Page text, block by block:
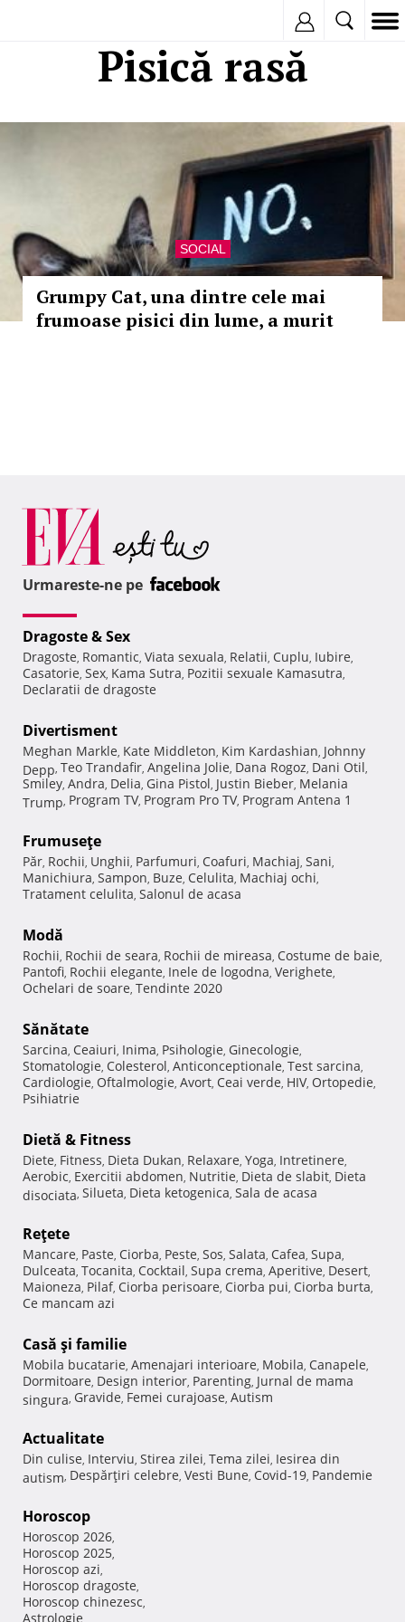
Pisică rasă
SOCIAL
Grumpy Cat, una dintre cele mai
frumoase pisici din lume, a murit
Urmareste-ne pe
Dragoste & Sex
Dragoste, Romantic, Viata sexuala, Relatii, Cuplu, Iubire,
Casatorie, Sex, Kama Sutra, Pozitii sexuale Kamasutra,
Declaratii de dragoste
Divertisment
Meghan Markle, Kate Middleton, Kim Kardashian, Johnny
Depp, Teo Trandafir, Angelina Jolie, Dana Rogoz, Dani Otil,
Smiley, Andra, Delia, Gina Pistol, Justin Bieber, Melania
Trump, Program TV, Program Pro TV, Program Antena 1
Frumuseţe
Păr, Rochii, Unghii, Parfumuri, Coafuri, Machiaj, Sani,
Manichiura, Sampon, Buze, Celulita, Machiaj ochi,
Tratament celulita, Salonul de acasa
Modă
Rochii, Rochii de seara, Rochii de mireasa, Costume de baie,
Pantofi, Rochii elegante, Inele de logodna, Verighete,
Ochelari de soare, Tendinte 2020
Sănătate
Sarcina, Ceaiuri, Inima, Psihologie, Ginecologie,
Stomatologie, Colesterol, Anticonceptionale, Test sarcina,
Cardiologie, Oftalmologie, Avort, Ceai verde, HIV, Ortopedie,
Psihiatrie
Dietă & Fitness
Diete, Fitness, Dieta Dukan, Relaxare, Yoga, Intretinere,
Aerobic, Exercitii abdomen, Nutritie, Dieta de slabit, Dieta
disociata, Silueta, Dieta ketogenica, Sala de acasa
Reţete
Mancare, Paste, Ciorba, Peste, Sos, Salata, Cafea, Supa,
Dulceata, Tocanita, Cocktail, Supa crema, Aperitive, Desert,
Maioneza, Pilaf, Ciorba perisoare, Ciorba pui, Ciorba burta,
Ce mancam azi
Casă şi familie
Mobila bucatarie, Amenajari interioare, Mobila, Canapele,
Dormitoare, Design interior, Parenting, Jurnal de mama
singura, Gravide, Femei curajoase, Autism
Actualitate
Din culise, Interviu, Stirea zilei, Tema zilei, Iesirea din
autism, Despărţiri celebre, Vesti Bune, Covid-19, Pandemie
Horoscop
Horoscop 2026,
Horoscop 2025,
Horoscop azi,
Horoscop dragoste,
Horoscop chinezesc,
Astrologie